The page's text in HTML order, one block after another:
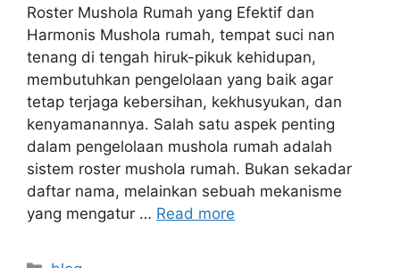
Roster Mushola Rumah yang Efektif dan
Harmonis Mushola rumah, tempat suci nan
tenang di tengah hiruk-pikuk kehidupan,
membutuhkan pengelolaan yang baik agar
tetap terjaga kebersihan, kekhusyukan, dan
kenyamanannya. Salah satu aspek penting
dalam pengelolaan mushola rumah adalah
sistem roster mushola rumah. Bukan sekadar
daftar nama, melainkan sebuah mekanisme
yang mengatur … Read more